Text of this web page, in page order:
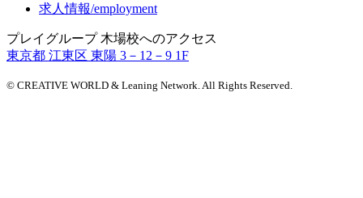
求人情報/employment
プレイグループ 木場校へのアクセス
東京都 江東区 東陽 3－12－9 1F
© CREATIVE WORLD & Leaning Network. All Rights Reserved.